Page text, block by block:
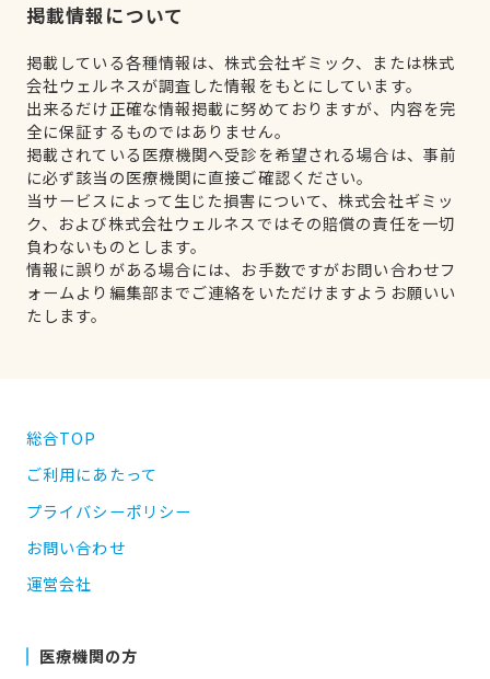
掲載情報について
掲載している各種情報は、株式会社ギミック、または株式
会社ウェルネスが調査した情報をもとにしています。
出来るだけ正確な情報掲載に努めておりますが、内容を完
全に保証するものではありません。
掲載されている医療機関へ受診を希望される場合は、事前
に必ず該当の医療機関に直接ご確認ください。
当サービスによって生じた損害について、株式会社ギミッ
ク、および株式会社ウェルネスではその賠償の責任を一切
負わないものとします。
情報に誤りがある場合には、お手数ですがお問い合わせフ
ォームより編集部までご連絡をいただけますようお願いい
たします。
総合TOP
ご利用にあたって
プライバシーポリシー
お問い合わせ
運営会社
医療機関の方